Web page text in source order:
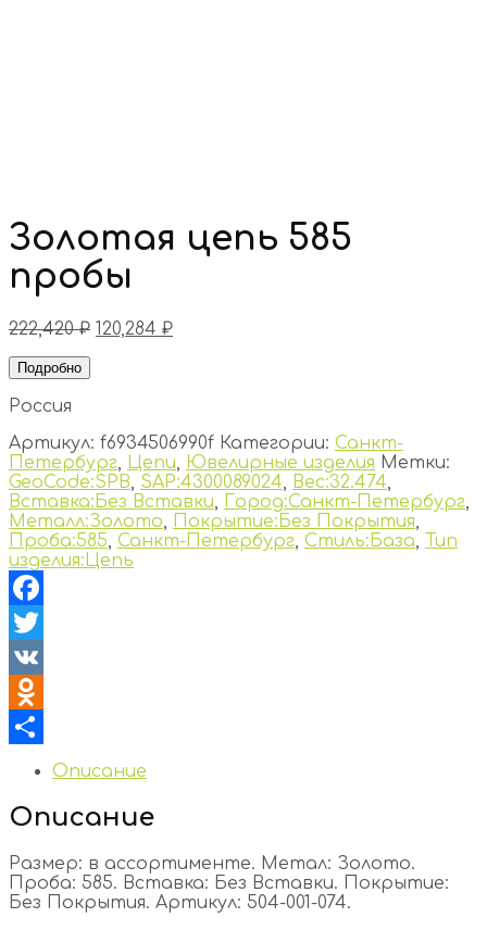
Золотая цепь 585
пробы
222,420₽ 120,284 ₽
Подробно
Россия
Артикул: f6934506990f Категории: Санкт-
Петербург, Цепи, Ювелирные изделия Метки:
GeoCode:SPB, SAP:4300089024, Вес:32.474,
Вставка:Без Вставки, Город:Санкт-Петербург,
Металл:Золото, Покрытие:Без Покрытия,
Проба:585, Санкт-Петербург, Стиль:База, Тип
изделия:Цепь
Facebook
Twitter
VK
Odnoklassniki
Отправить
Описание
Описание
Размер: в ассортименте. Метал: Золото.
Проба: 585. Вставка: Без Вставки. Покрытие:
Без Покрытия. Артикул: 504-001-074.